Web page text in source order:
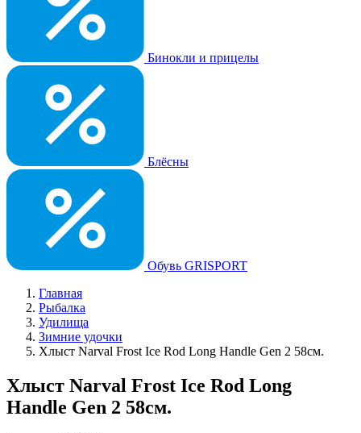
Бинокли и прицелы
Блёсны
Обувь GRISPORT
Главная
Рыбалка
Удилища
Зимние удочки
Хлыст Narval Frost Ice Rod Long Handle Gen 2 58см.
Хлыст Narval Frost Ice Rod Long
Handle Gen 2 58см.